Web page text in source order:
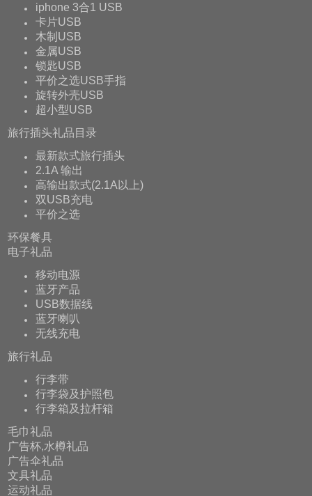
iphone 3合1 USB
卡片USB
木制USB
金属USB
锁匙USB
平价之选USB手指
旋转外壳USB
超小型USB
旅行插头礼品目录
最新款式旅行插头
2.1A 输出
高输出款式(2.1A以上)
双USB充电
平价之选
环保餐具
电子礼品
移动电源
蓝牙产品
USB数据线
蓝牙喇叭
无线充电
旅行礼品
行李带
行李袋及护照包
行李箱及拉杆箱
毛巾礼品
广告杯,水樽礼品
广告伞礼品
文具礼品
运动礼品